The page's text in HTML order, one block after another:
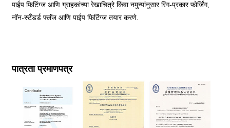
पाईप फिटिंग्ज आणि ग्राहकांच्या रेखाचित्रे किंवा नमुन्यांनुसार रिंग-प्रकार फोर्जिंग,
नॉन-स्टँडर्ड फ्लॅंज आणि पाईप फिटिंग्ज तयार करणे.
पात्रता प्रमाणपत्र